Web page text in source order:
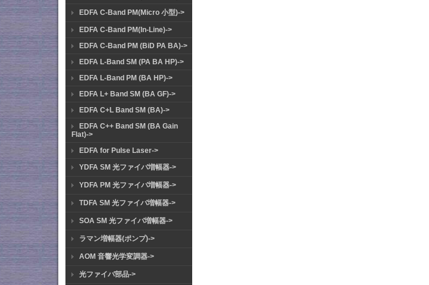
EDFA C-Band PM(Micro 小型)->
EDFA C-Band PM(In-Line)->
EDFA C-Band PM (BiD PA BA)->
EDFA L-Band SM (PA BA HP)->
EDFA L-Band PM (BA HP)->
EDFA L+ Band SM (BA GF)->
EDFA C+L Band SM (BA)->
EDFA C++ Band SM (BA Gain
Flat)->
EDFA for Pulse Laser->
YDFA SM 光ファイバ増幅器->
YDFA PM 光ファイバ増幅器->
TDFA SM 光ファイバ増幅器->
SOA SM 光ファイバ増幅器->
ラマン増幅器(ポンプ)->
AOM 音響光学変調器->
光ファイバ部品->